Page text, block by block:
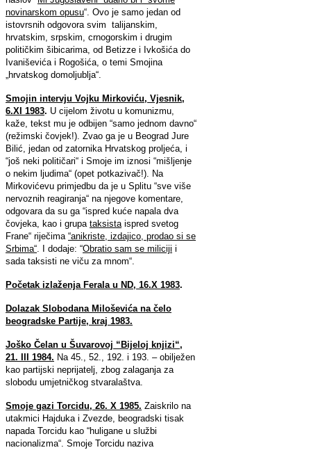
novinarskom opusu“. Ovo je samo jedan od
istovrsnih odgovora svim talijanskim,
hrvatskim, srpskim, crnogorskim i drugim
političkim šibicarima, od Betizze i Ivkošića do
Ivaniševića i Rogošića, o temi Smojina
„hrvatskog domoljublja“.
Smojin intervju Vojku Mirkoviću, Vjesnik,
6.XI 1983. U cijelom životu u komunizmu,
kaže, tekst mu je odbijen “samo jednom davno“
(režimski čovjek!). Zvao ga je u Beograd Jure
Bilić, jedan od zatornika Hrvatskog proljeća, i
“još neki političari“ i Smoje im iznosi “mišljenje
o nekim ljudima“ (opet potkazivač!). Na
Mirkovićevu primjedbu da je u Splitu “sve više
nervoznih reagiranja“ na njegove komentare,
odgovara da su ga “ispred kuće napala dva
čovjeka, kao i grupa taksistaispred svetog
Frane“ riječima “anikriste, izdajico, prodao si se
Srbima“. I dodaje: “Obratio sam se miliciji i
sada taksisti ne viču za mnom“.
Početak izlaženja Ferala u ND, 16.X 1983.
Dolazak Slobodana Miloševića na čelo
beogradske Partije, kraj 1983.
Joško Čelan u Šuvarovoj “Bijeloj knjizi“,
21. III 1984. Na 45., 52., 192. i 193. – obilježen
kao partijski neprijatelj, zbog zalaganja za
slobodu umjetničkog stvaralaštva.
Smoje gazi Torcidu, 26. X 1985. Zaiskrilo na
utakmici Hajduka i Zvezde, beogradski tisak
napada Torcidu kao “huligane u službi
nacionalizma“. Smoje Torcidu naziva